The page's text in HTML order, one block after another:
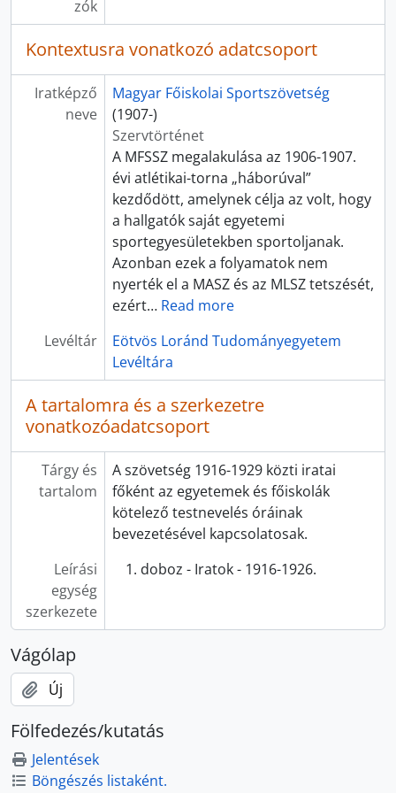
[fondfőcsoport] HU ELTEL II - Professzori, személyi hagyatékok, 1741 - 2022
[fondfőcsoport] HU ELTEL V - MSZMP archívumában kezelt iratok, 1952-1989
[fondfőcsoport] HU ELTEL IV - ELTE Szervezeti egységeiben őrzött iratgyűjtemények, 1895-2013
zók
Kontextusra vonatkozó adatcsoport
Iratképző
neve
Magyar Főiskolai Sportszövetség
(1907-)
Szervtörténet
A MFSSZ megalakulása az 1906-1907.
évi atlétikai-torna „háborúval”
kezdődött, amelynek célja az volt, hogy
a hallgatók saját egyetemi
sportegyesületekben sportoljanak.
Azonban ezek a folyamatok nem
nyerték el a MASZ és az MLSZ tetszését,
ezért… Read more
Levéltár
Eötvös Loránd Tudományegyetem
Levéltára
A tartalomra és a szerkezetre
vonatkozóadatcsoport
Tárgy és
tartalom
A szövetség 1916-1929 közti iratai
főként az egyetemek és főiskolák
kötelező testnevelés óráinak
bevezetésével kapcsolatosak.
Leírási
egység
szerkezete
doboz - Iratok - 1916-1926.
Vágólap
Új
Fölfedezés/kutatás
Jelentések
Böngészés listaként.